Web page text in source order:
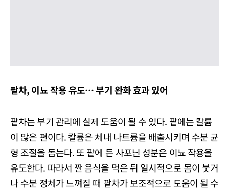
팥차, 이뇨 작용 유도… 부기 완화 효과 있어
팥차는 부기 관리에 실제 도움이 될 수 있다. 팥에는 칼륨
이 많은 편이다. 칼륨은 체내 나트륨을 배출시키며 수분 균
형 조절을 돕는다. 또 팥에 든 사포닌 성분은 이뇨 작용을
유도한다. 따라서 짠 음식을 먹은 뒤 일시적으로 몸이 붓거
나 수분 정체가 느껴질 때 팥차가 보조적으로 도움이 될 수